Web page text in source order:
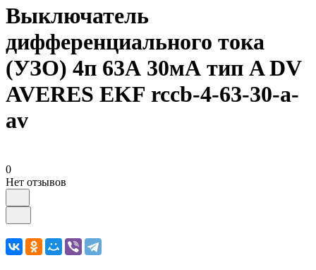
Выключатель
дифференциального тока
(УЗО) 4п 63А 30мА тип A DV
AVERES EKF rccb-4-63-30-a-
av
0
Нет отзывов